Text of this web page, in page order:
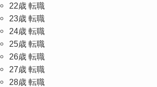
22歳 転職
23歳 転職
24歳 転職
25歳 転職
26歳 転職
27歳 転職
28歳 転職